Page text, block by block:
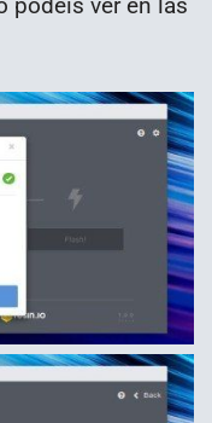
podéis ver en las